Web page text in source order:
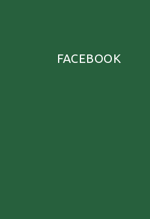
FACEBOOK